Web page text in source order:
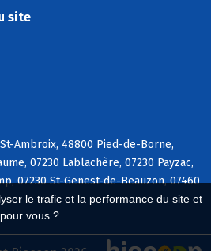
le trafic et la performance du site et
vous ?
site
Ambroix, 48800 Pied-de-Borne,
07230 Lablachère, 07230 Payzac,
07230 St-Genest-de-Beauzon, 07460